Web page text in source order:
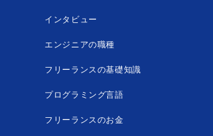
インタビュー
エンジニアの職種
フリーランスの基礎知識
プログラミング言語
フリーランスのお金